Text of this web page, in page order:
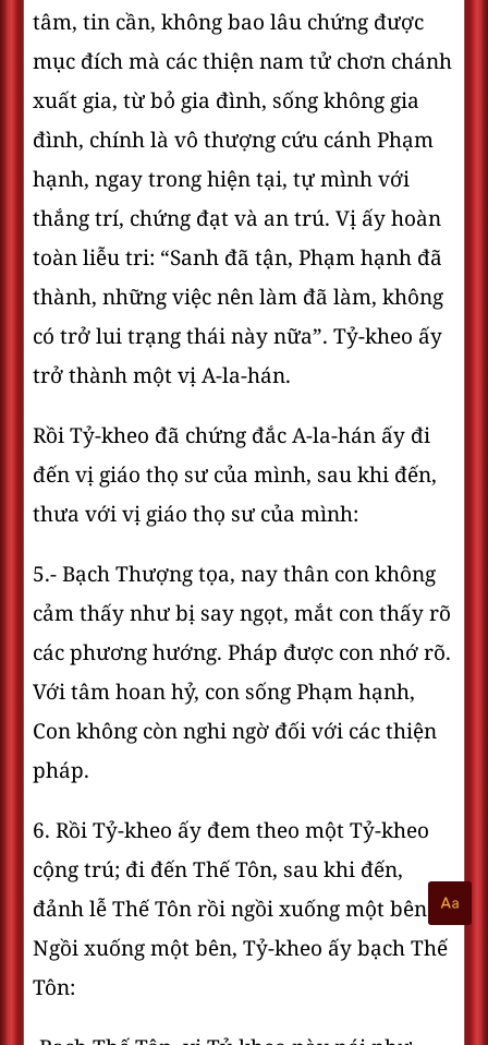
tâm, tin cần, không bao lâu chứng được
mục đích mà các thiện nam tử chơn chánh
xuất gia, từ bỏ gia đình, sống không gia
đình, chính là vô thượng cứu cánh Phạm
hạnh, ngay trong hiện tại, tự mình với
thắng trí, chứng đạt và an trú. Vị ấy hoàn
toàn liễu tri: “Sanh đã tận, Phạm hạnh đã
thành, những việc nên làm đã làm, không
có trở lui trạng thái này nữa”. Tỷ-kheo ấy
trở thành một vị A-la-hán.
Rồi Tỷ-kheo đã chứng đắc A-la-hán ấy đi
đến vị giáo thọ sư của mình, sau khi đến,
thưa với vị giáo thọ sư của mình:
5.- Bạch Thượng tọa, nay thân con không
cảm thấy như bị say ngọt, mắt con thấy rõ
các phương hướng. Pháp được con nhớ rõ.
Với tâm hoan hỷ, con sống Phạm hạnh,
Con không còn nghi ngờ đối với các thiện
pháp.
6. Rồi Tỷ-kheo ấy đem theo một Tỷ-kheo
cộng trú; đi đến Thế Tôn, sau khi đến,
đảnh lễ Thế Tôn rồi ngồi xuống một bên.
Ngồi xuống một bên, Tỷ-kheo ấy bạch Thế
Tôn: